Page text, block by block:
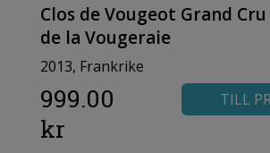
Clos de Vougeot Grand
de la Vougeraie
2013, Frankrike
999.00
kr
TILL